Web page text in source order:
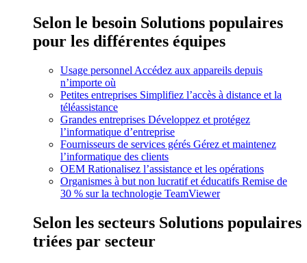
Selon le besoin Solutions populaires
pour les différentes équipes
Usage personnel Accédez aux appareils depuis
n’importe où
Petites entreprises Simplifiez l’accès à distance et la
téléassistance
Grandes entreprises Développez et protégez
l’informatique d’entreprise
Fournisseurs de services gérés Gérez et maintenez
l’informatique des clients
OEM Rationalisez l’assistance et les opérations
Organismes à but non lucratif et éducatifs Remise de
30 % sur la technologie TeamViewer
Selon les secteurs Solutions populaires
triées par secteur